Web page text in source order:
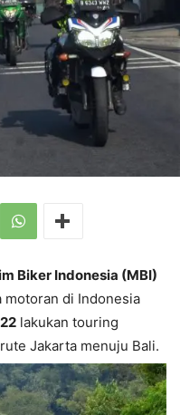
Biker Indonesia (MBI)
motoran di Indonesia
lakukan touring
Jakarta menuju Bali.